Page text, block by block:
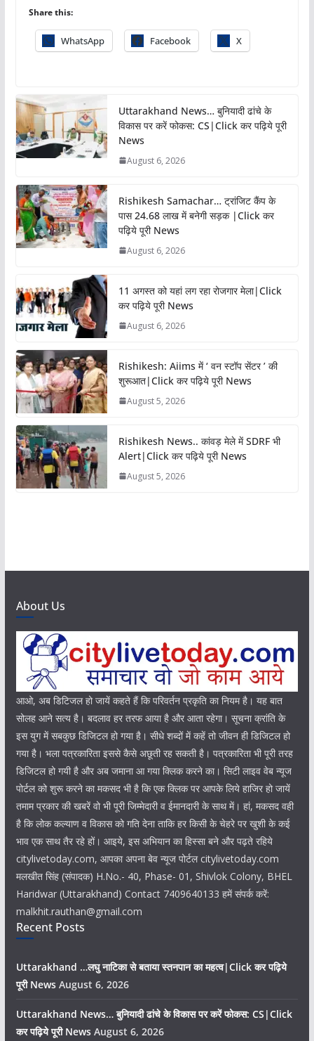
Share this:
WhatsApp Facebook X
Uttarakhand News… बुनियादी ढांचे के
विकास पर करें फोकस: CS|Click कर पढ़िये पूरी
News
August 6, 2026
Rishikesh Samachar… ट्रांजिट कैंप के
पास 24.68 लाख में बनेगी सड़क |Click कर
पढ़िये पूरी News
August 6, 2026
11 अगस्त को यहां लग रहा रोजगार मेला|Click
कर पढ़िये पूरी News
August 6, 2026
Rishikesh: Aiims में ‘ वन स्टॉप सेंटर ’ की
शुरूआत|Click कर पढ़िये पूरी News
August 5, 2026
Rishikesh News.. कांवड़ मेले में SDRF भी
Alert|Click कर पढ़िये पूरी News
August 5, 2026
About Us
आओ, अब डिटिजल हो जायें कहते हैं कि परिवर्तन प्रकृति का नियम है। यह बात
सोलह आने सत्य है। बदलाव हर तरफ आया है और आता रहेगा। सूचना क्रांति के
इस युग में सबकुछ डिजिटल हो गया है। सीधे शब्दों में कहें तो जीवन ही डिजिटल हो
गया है। भला पत्रकारिता इससे कैसे अछूती रह सकती है। पत्रकारिता भी पूरी तरह
डिजिटल हो गयी है और अब जमाना आ गया क्लिक करने का। सिटी लाइव वेब न्यूज
पोर्टल को शुरू करने का मकसद भी है कि एक क्लिक पर आपके लिये हाजिर हो जायें
तमाम प्रकार की खबरें वो भी पूरी जिम्मेदारी व ईमानदारी के साथ में। हां, मकसद वही
है कि लोक कल्याण व विकास को गति देना ताकि हर किसी के चेहरे पर खुशी के कई
भाव एक साथ तैर रहे हों। आइये, इस अभियान का हिस्सा बने और पढ़ते रहिये
citylivetoday.com, आपका अपना बेव न्यूज पोर्टल citylivetoday.com
मलखीत सिंह (संपादक) H.No.- 40, Phase- 01, Shivlok Colony, BHEL
Haridwar (Uttarakhand) Contact 7409640133 हमें संपर्क करें:
malkhit.rauthan@gmail.com
Recent Posts
Uttarakhand …लघु नाटिका से बताया स्तनपान का महत्व|Click कर पढ़िये
पूरी News August 6, 2026
Uttarakhand News… बुनियादी ढांचे के विकास पर करें फोकस: CS|Click
कर पढ़िये पूरी News August 6, 2026